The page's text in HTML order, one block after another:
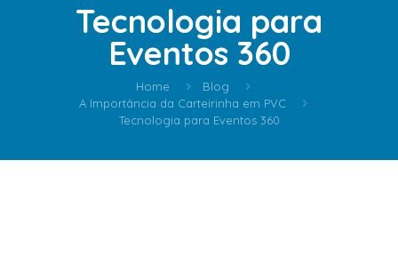
Tecnologia para
Eventos 360
Home
Blog
A Importância da Carteirinha em PVC
Tecnologia para Eventos 360